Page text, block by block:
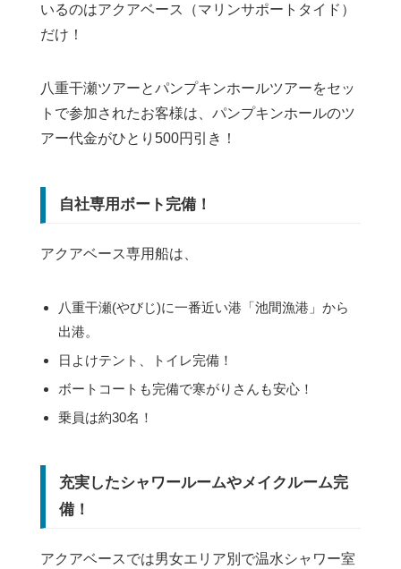
いるのはアクアベース（マリンサポートタイド）
だけ！
八重干瀬ツアーとパンプキンホールツアーをセッ
トで参加されたお客様は、パンプキンホールのツ
アー代金がひとり500円引き！
自社専用ボート完備！
アクアベース専用船は、
八重干瀬(やびじ)に一番近い港「池間漁港」から
出港。
日よけテント、トイレ完備！
ボートコートも完備で寒がりさんも安心！
乗員は約30名！
充実したシャワールームやメイクルーム完
備！
アクアベースでは男女エリア別で温水シャワー室